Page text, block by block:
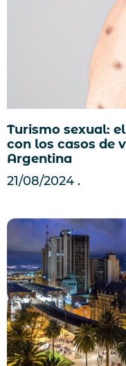
Turismo sexual:
con los casos de
Argentina
21/08/2024